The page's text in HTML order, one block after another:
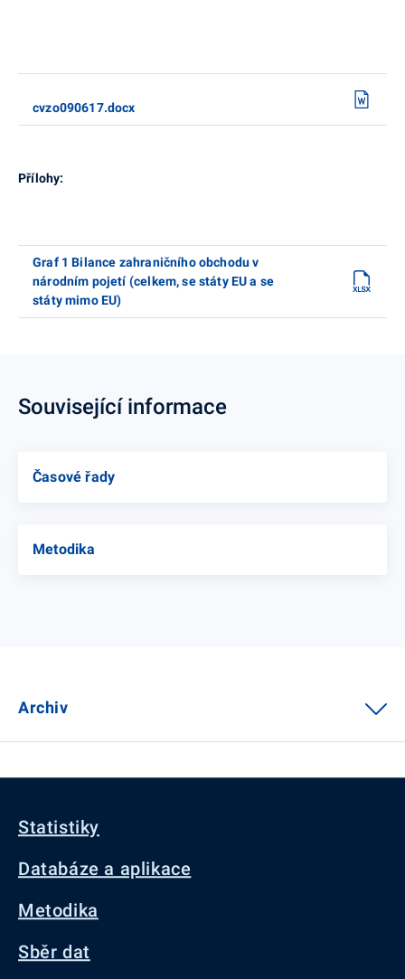
cvzo090617.docx
Přílohy:
Graf 1 Bilance zahraničního obchodu v
národním pojetí (celkem, se státy EU a se
státy mimo EU)
Související informace
Časové řady
Metodika
Archiv
Statistiky
Databáze a aplikace
Metodika
Sběr dat